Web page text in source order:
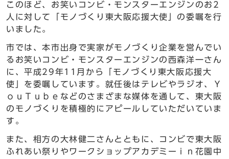
このほど、お笑いコンビ・モンスターエンジンのお2
人に対して「モノづくり東大阪応援大使」の委嘱を行
いました。
市では、本市出身で実家がモノづくり企業を営んでい
るお笑いコンビ・モンスターエンジンの西森洋一さん
に、平成29年11月から「モノづくり東大阪応援大
使」を委嘱しています。就任後はテレビやラジオ、Ｙ
ｏｕＴｕｂｅなどのさまざまな媒体を通して、東大阪
のモノづくりを積極的にアピールしていただいていま
す。
また、相方の大林健二さんとともに、コンビで東大阪
ふれあい祭りやワークショップアカデミーｉｎ花園中